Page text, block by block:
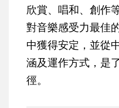
欣賞、唱和、創作
對音樂感受力最佳
中獲得安定，並從
涵及運作方式，是
徑。